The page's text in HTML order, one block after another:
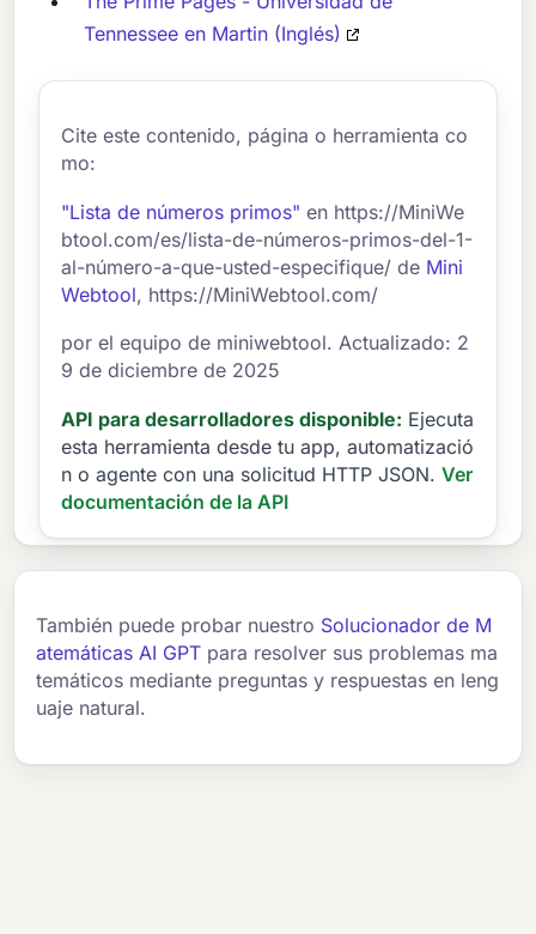
Tennessee en Martin (Inglés)
Cite este contenido, página o herramienta co
mo:
"Lista de números primos" en https://MiniWe
btool.com/es/lista-de-números-primos-del-1-
al-número-a-que-usted-especifique/ de Mini
Webtool, https://MiniWebtool.com/
por el equipo de miniwebtool. Actualizado: 2
9 de diciembre de 2025
API para desarrolladores disponible: Ejecuta
esta herramienta desde tu app, automatizació
n o agente con una solicitud HTTP JSON. Ver
documentación de la API
También puede probar nuestro Solucionador de M
atemáticas AI GPT para resolver sus problemas ma
temáticos mediante preguntas y respuestas en leng
uaje natural.